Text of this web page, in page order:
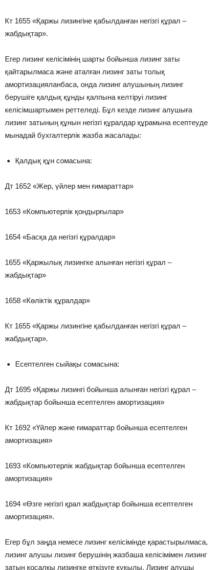
Кт 1655 «Қаржы лизингіне қабылданған негізгі құрал –
жабдықтар».
Егер лизинг келісімінің шарты бойынша лизинг заты
қайтарылмаса және аталған лизинг заты толық
амортизацияланбаса, онда лизинг алушының лизинг
берушіге қалдық құнды қалпына келтіруі лизинг
келісімшартымен реттеледі. Бұл кезде лизинг алушыға
лизинг затының құнын негізгі құралдар құрамына есептеуде
мынадай бухгалтерлік жазба жасалады:
Қалдық құн сомасына:
Дт 1652 «Жер, үйлер мен ғимараттар»
1653 «Компьютерлік қондырғылар»
1654 «Басқа да негізгі құралдар»
1655 «Қаржылық лизингке алынған негізгі құрал –
жабдықтар»
1658 «Көліктік құралдар»
Кт 1655 «Қаржы лизингіне қабылданған негізгі құрал –
жабдықтар».
Есептелген сыйақы сомасына:
Дт 1695 «Қаржы лизингі бойынша алынған негізгі құрал –
жабдықтар бойынша есептелген амортизация»
Кт 1692 «Үйлер және ғимараттар бойынша есептелген
амортизация»
1693 «Компьютерлік жабдықтар бойынша есептелген
амортизация»
1694 «Өзге негізгі қрал жабдықтар бойынша есептелген
амортизация».
Егер бұл заңда немесе лизинг келісімінде қарастырылмаса,
лизинг алушы лизинг берушінің жазбаша келісімімен лизинг
затын қосалқы лизингке өткізуге құқылы. Лизинг алушы